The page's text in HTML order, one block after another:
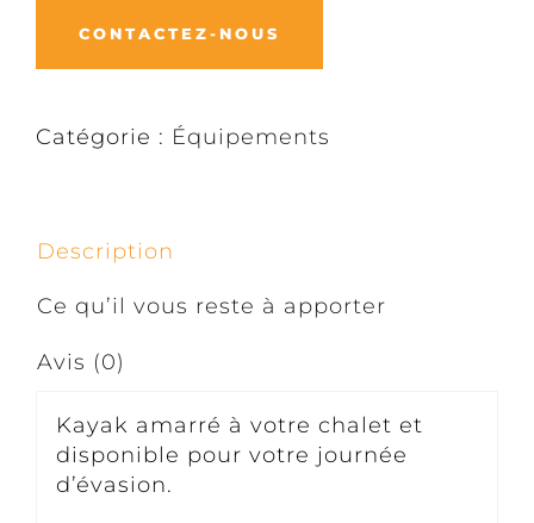
CONTACTEZ-NOUS
Catégorie : Équipements
Description
Ce qu’il vous reste à apporter
Avis (0)
Kayak amarré à votre chalet et
disponible pour votre journée
d’évasion.